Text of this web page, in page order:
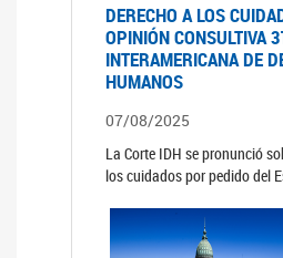
DERECHO A LOS
OPINIÓN CONSULTIVA
INTERAMERICANA DE
HUMANOS
07/08/2025
La Corte IDH se pronunció
los cuidados por pedido del